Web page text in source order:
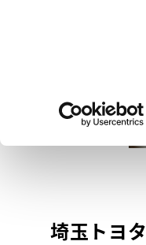
埼玉トヨタ